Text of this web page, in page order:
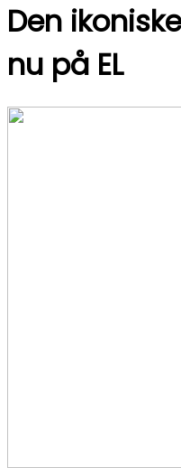
Den
nu på EL